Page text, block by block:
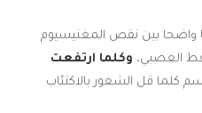
واضحا بين نقص المغنيسيوم
العصبي، وكلما ارتفعت
كلما قل الشعور بالاكتئاب